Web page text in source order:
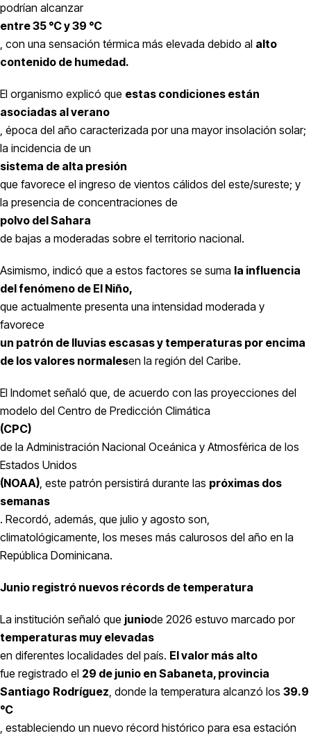
podrían alcanzar
entre 35 °C y 39 °C
, con una sensación térmica más elevada debido al alto
contenido de humedad.
El organismo explicó que estas condiciones están
asociadas al verano
, época del año caracterizada por una mayor insolación solar;
la incidencia de un
sistema de alta presión
que favorece el ingreso de vientos cálidos del este/sureste; y
la presencia de concentraciones de
polvo del Sahara
de bajas a moderadas sobre el territorio nacional.
Asimismo, indicó que a estos factores se suma la influencia
del fenómeno de El Niño,
que actualmente presenta una intensidad moderada y
favorece
un patrón de lluvias escasas y temperaturas por encima
de los valores normalesen la región del Caribe.
El Indomet señaló que, de acuerdo con las proyecciones del
modelo del Centro de Predicción Climática
(CPC)
de la Administración Nacional Oceánica y Atmosférica de los
Estados Unidos
(NOAA), este patrón persistirá durante las próximas dos
semanas
. Recordó, además, que julio y agosto son,
climatológicamente, los meses más calurosos del año en la
República Dominicana.
Junio registró nuevos récords de temperatura
La institución señaló que juniode 2026 estuvo marcado por
temperaturas muy elevadas
en diferentes localidades del país. El valor más alto
fue registrado el 29 de junio en Sabaneta, provincia
Santiago Rodríguez, donde la temperatura alcanzó los 39.9
°C
, estableciendo un nuevo récord histórico para esa estación